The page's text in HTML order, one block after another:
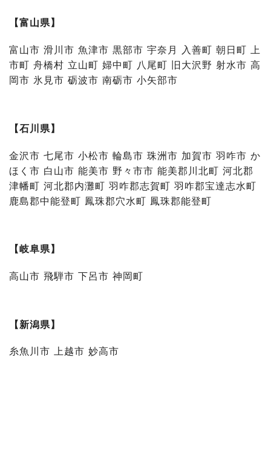
【富山県】
富山市 滑川市 魚津市 黒部市 宇奈月 入善町 朝日町 上
市町 舟橋村 立山町 婦中町 八尾町 旧大沢野 射水市 高
岡市 氷見市 砺波市 南砺市 小矢部市
【石川県】
金沢市 七尾市 小松市 輪島市 珠洲市 加賀市 羽咋市 か
ほく市 白山市 能美市 野々市市 能美郡川北町 河北郡
津幡町 河北郡内灘町 羽咋郡志賀町 羽咋郡宝達志水町
鹿島郡中能登町 鳳珠郡穴水町 鳳珠郡能登町
【岐阜県】
高山市 飛騨市 下呂市 神岡町
【新潟県】
糸魚川市 上越市 妙高市